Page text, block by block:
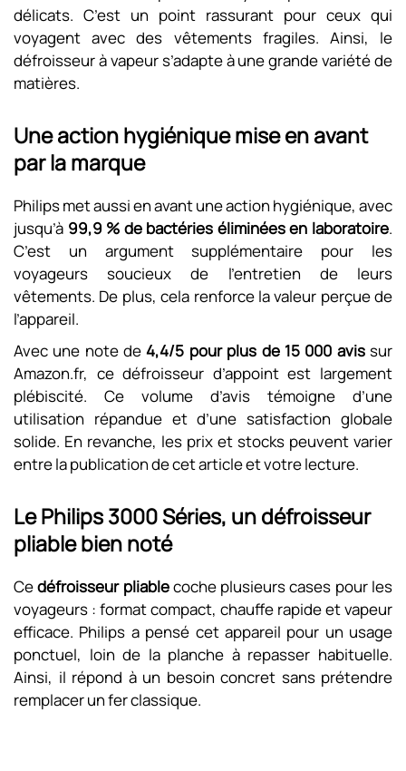
délicats. C’est un point rassurant pour ceux qui
voyagent avec des vêtements fragiles. Ainsi, le
défroisseur à vapeur s’adapte à une grande variété de
matières.
Une action hygiénique mise en avant
par la marque
Philips met aussi en avant une action hygiénique, avec
jusqu’à 99,9 % de bactéries éliminées en laboratoire.
C’est un argument supplémentaire pour les
voyageurs soucieux de l’entretien de leurs
vêtements. De plus, cela renforce la valeur perçue de
l’appareil.
Avec une note de4,4/5 pour plus de 15 000 avissur
Amazon.fr, ce défroisseur d’appoint est largement
plébiscité. Ce volume d’avis témoigne d’une
utilisation répandue et d’une satisfaction globale
solide. En revanche, les prix et stocks peuvent varier
entre la publication de cet article et votre lecture.
Le Philips 3000 Séries, un défroisseur
pliable bien noté
Cedéfroisseur pliablecoche plusieurs cases pour les
voyageurs : format compact, chauffe rapide et vapeur
efficace. Philips a pensé cet appareil pour un usage
ponctuel, loin de la planche à repasser habituelle.
Ainsi, il répond à un besoin concret sans prétendre
remplacer un fer classique.